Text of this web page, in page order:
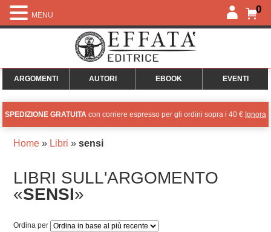
0
ARGOMENTI AUTORI EBOOK EVENTI
SPEDIZIONE GRATUITA con corriere espresso per gli ordini sopra i 40 € Ignora
Home» Libri » sensi
LIBRI SULL'ARGOMENTO
«SENSI»
Ordina per
MENU